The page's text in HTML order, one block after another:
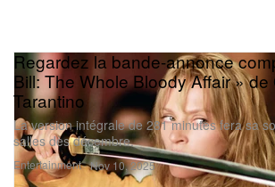
Entertainment
Regardez la bande-annonce
Bill: The Whole Bloody Affair » de
Tarantino
La version intégrale de 281 minutes fera sa
salles dès décembre.
Nov 10, 2025